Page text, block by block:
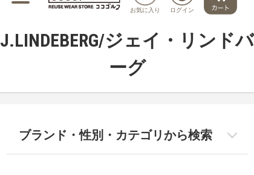
お気に入り ログイン
J.LINDEBERG/ジェイ・リンドバ
ーグ
ブランド・性別・カテゴリから検索